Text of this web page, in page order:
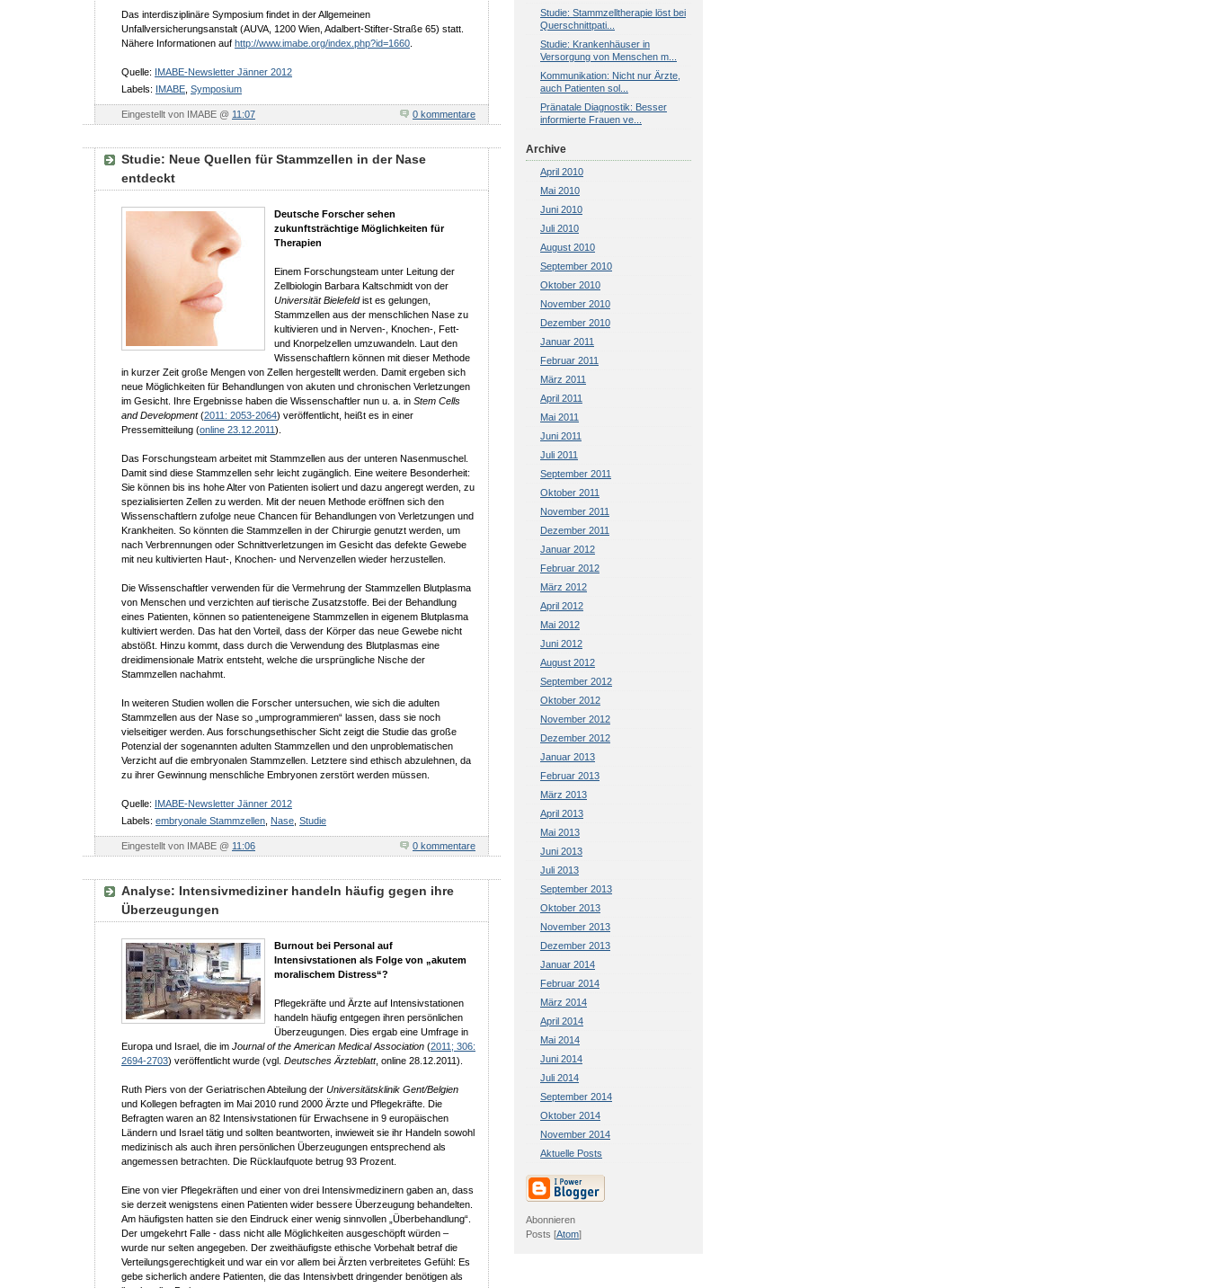
Das interdisziplinäre Symposium findet in der Allgemeinen
Unfallversicherungsanstalt (AUVA, 1200 Wien, Adalbert-Stifter-Straße 65) statt.
Nähere Informationen auf http://www.imabe.org/index.php?id=1660
Quelle: IMABE-Newsletter Jänner 2012
Labels: IMABE Symposium
Eingestellt von IMABE @ 11:07 0 kommentare
Studie: Neue Quellen für Stammzellen in der Nase
entdeckt
Deutsche Forscher sehen
zukunftsträchtige Möglichkeiten für
Therapien
Einem Forschungsteam unter Leitung der
Zellbiologin Barbara Kaltschmidt von der
Universität Bielefeldist es gelungen,
Stammzellen aus der menschlichen Nase zu
kultivieren und in Nerven-, Knochen-, Fett-
und Knorpelzellen umzuwandeln. Laut den
Wissenschaftlern können mit dieser Methode
in kurzer Zeit große Mengen von Zellen hergestellt werden. Damit ergeben sich
neue Möglichkeiten für Behandlungen von akuten und chronischen Verletzungen
im Gesicht. Ihre Ergebnisse haben die Wissenschaftler nun u. a. in Stem Cells
and Development(2011: 2053-2064) veröffentlicht, heißt es in einer
Pressemitteilung (online 23.12.2011).
Das Forschungsteam arbeitet mit Stammzellen aus der unteren Nasenmuschel.
Damit sind diese Stammzellen sehr leicht zugänglich. Eine weitere Besonderheit:
Sie können bis ins hohe Alter von Patienten isoliert und dazu angeregt werden, zu
spezialisierten Zellen zu werden. Mit der neuen Methode eröffnen sich den
Wissenschaftlern zufolge neue Chancen für Behandlungen von Verletzungen und
Krankheiten. So könnten die Stammzellen in der Chirurgie genutzt werden, um
nach Verbrennungen oder Schnittverletzungen im Gesicht das defekte Gewebe
mit neu kultivierten Haut-, Knochen- und Nervenzellen wieder herzustellen.
Die Wissenschaftler verwenden für die Vermehrung der Stammzellen Blutplasma
von Menschen und verzichten auf tierische Zusatzstoffe. Bei der Behandlung
eines Patienten, können so patienteneigene Stammzellen in eigenem Blutplasma
kultiviert werden. Das hat den Vorteil, dass der Körper das neue Gewebe nicht
abstößt. Hinzu kommt, dass durch die Verwendung des Blutplasmas eine
dreidimensionale Matrix entsteht, welche die ursprüngliche Nische der
Stammzellen nachahmt.
In weiteren Studien wollen die Forscher untersuchen, wie sich die adulten
Stammzellen aus der Nase so „umprogrammieren“ lassen, dass sie noch
vielseitiger werden. Aus forschungsethischer Sicht zeigt die Studie das große
Potenzial der sogenannten adulten Stammzellen und den unproblematischen
Verzicht auf die embryonalen Stammzellen. Letztere sind ethisch abzulehnen, da
zu ihrer Gewinnung menschliche Embryonen zerstört werden müssen.
Quelle: IMABE-Newsletter Jänner 2012
Labels: embryonale Stammzellen Nase Studie
Eingestellt von IMABE @ 11:06 0 kommentare
Analyse: Intensivmediziner handeln häufig gegen ihre
Überzeugungen
Burnout bei Personal auf
Intensivstationen als Folge von „akutem
moralischem Distress“?
Pflegekräfte und Ärzte auf Intensivstationen
handeln häufig entgegen ihren persönlichen
Überzeugungen. Dies ergab eine Umfrage in
Europa und Israel, die im Journal of the American Medical Association (2011; 306:
2694-2703) veröffentlicht wurde (vgl. Deutsches Ärzteblatt, online 28.12.2011).
Ruth Piers von der Geriatrischen Abteilung der Universitätsklinik Gent/Belgien
und Kollegen befragten im Mai 2010 rund 2000 Ärzte und Pflegekräfte. Die
Befragten waren an 82 Intensivstationen für Erwachsene in 9 europäischen
Ländern und Israel tätig und sollten beantworten, inwieweit sie ihr Handeln sowohl
medizinisch als auch ihren persönlichen Überzeugungen entsprechend als
angemessen betrachten. Die Rücklaufquote betrug 93 Prozent.
Eine von vier Pflegekräften und einer von drei Intensivmedizinern gaben an, dass
sie derzeit wenigstens einen Patienten wider bessere Überzeugung behandelten.
Am häufigsten hatten sie den Eindruck einer wenig sinnvollen „Überbehandlung“.
Der umgekehrt Falle - dass nicht alle Möglichkeiten ausgeschöpft würden –
wurde nur selten angegeben. Der zweithäufigste ethische Vorbehalt betraf die
Verteilungsgerechtigkeit und war ein vor allem bei Ärzten verbreitetes Gefühl: Es
gebe sicherlich andere Patienten, die das Intensivbett dringender benötigen als
Studie: Stammzelltherapie löst bei
Querschnittpati...
Studie: Krankenhäuser in
Versorgung von Menschen m...
Kommunikation: Nicht nur Ärzte,
auch Patienten sol...
Pränatale Diagnostik: Besser
informierte Frauen ve...
Archive
April 2010
Mai 2010
Juni 2010
Juli 2010
August 2010
September 2010
Oktober 2010
November 2010
Dezember 2010
Januar 2011
Februar 2011
März 2011
April 2011
Mai 2011
Juni 2011
Juli 2011
September 2011
Oktober 2011
November 2011
Dezember 2011
Januar 2012
Februar 2012
März 2012
April 2012
Mai 2012
Juni 2012
August 2012
September 2012
Oktober 2012
November 2012
Dezember 2012
Januar 2013
Februar 2013
März 2013
April 2013
Mai 2013
Juni 2013
Juli 2013
September 2013
Oktober 2013
November 2013
Dezember 2013
Januar 2014
Februar 2014
März 2014
April 2014
Mai 2014
Juni 2014
Juli 2014
September 2014
Oktober 2014
November 2014
Aktuelle Posts
Abonnieren
Posts [Atom]